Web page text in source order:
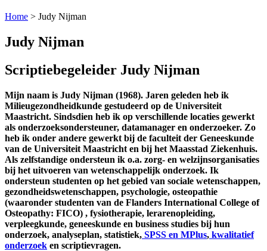
Home > Judy Nijman
Judy Nijman
Scriptiebegeleider Judy Nijman
Mijn naam is Judy Nijman (1968). Jaren geleden heb ik
Milieugezondheidkunde gestudeerd op de Universiteit
Maastricht. Sindsdien heb ik op verschillende locaties gewerkt
als onderzoeksondersteuner, datamanager en onderzoeker. Zo
heb ik onder andere gewerkt bij de faculteit der Geneeskunde
van de Universiteit Maastricht en bij het Maasstad Ziekenhuis.
Als zelfstandige ondersteun ik o.a. zorg- en welzijnsorganisaties
bij het uitvoeren van wetenschappelijk onderzoek. Ik
ondersteun studenten op het gebied van sociale wetenschappen,
gezondheidswetenschappen, psychologie, osteopathie
(waaronder studenten van de Flanders International College of
Osteopathy: FICO) , fysiotherapie, lerarenopleiding,
verpleegkunde, geneeskunde en business studies bij hun
onderzoek, analyseplan, statistiek, SPSS en MPlus, kwalitatief
onderzoek en scriptievragen.